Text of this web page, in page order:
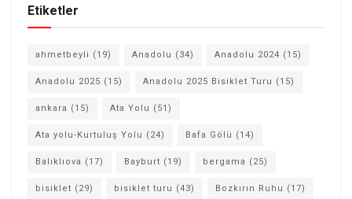
Etiketler
ahmetbeyli (19) Anadolu (34) Anadolu 2024 (15)
Anadolu 2025 (15) Anadolu 2025 Bisiklet Turu (15)
ankara (15) Ata Yolu (51)
Ata yolu-Kurtuluş Yolu (24) Bafa Gölü (14)
Balıklıova (17) Bayburt (19) bergama (25)
bisiklet (29) bisiklet turu (43) Bozkırın Ruhu (17)